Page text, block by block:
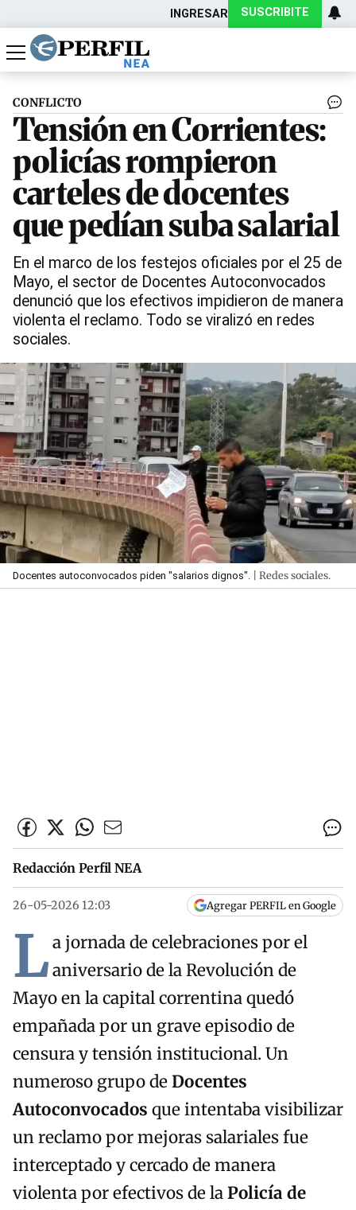
INGRESAR SUSCRIBITE
Política
Economía
Actualidad
CONFLICTO
Tensión en Corrientes:
policías rompieron
carteles de docentes
que pedían suba salarial
En el marco de los festejos oficiales por el 25 de
Mayo, el sector de Docentes Autoconvocados
denunció que los efectivos impidieron de manera
violenta el reclamo. Todo se viralizó en redes
sociales.
Docentes autoconvocados piden "salarios dignos". | Redes sociales.
Redacción Perfil NEA
26-05-2026 12:03 Agregar PERFIL en Google
La jornada de celebraciones por el
aniversario de la Revolución de
Mayo en la capital correntina quedó
empañada por un grave episodio de
censura y tensión institucional. Un
numeroso grupo deDocentes
Autoconvocados que intentaba visibilizar
un reclamo por mejoras salariales fue
interceptado y cercado de manera
violenta por efectivos de laPolicía de